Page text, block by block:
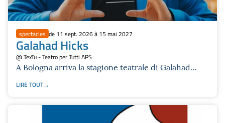
spectacles de 11 sept. 2026 à 15 mai 2027
Galahad Hicks
@ TexTu - Teatro per Tutti APS
A Bologna arriva la stagione teatrale di Galahad
esperienze immersive
LIRE TOUT